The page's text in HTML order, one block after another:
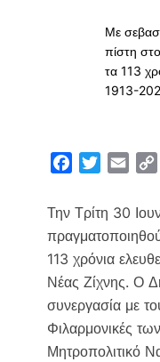
Με
πίστη
τα 113
1913-
c
b
o
o
k
t
e
r
a
y
i
Την Τρίτη 30
113 χρόνια
Νέας Ζίχνης. Ο
συνεργασία με
Φιλαρμονικές
Μητροπολιτικό